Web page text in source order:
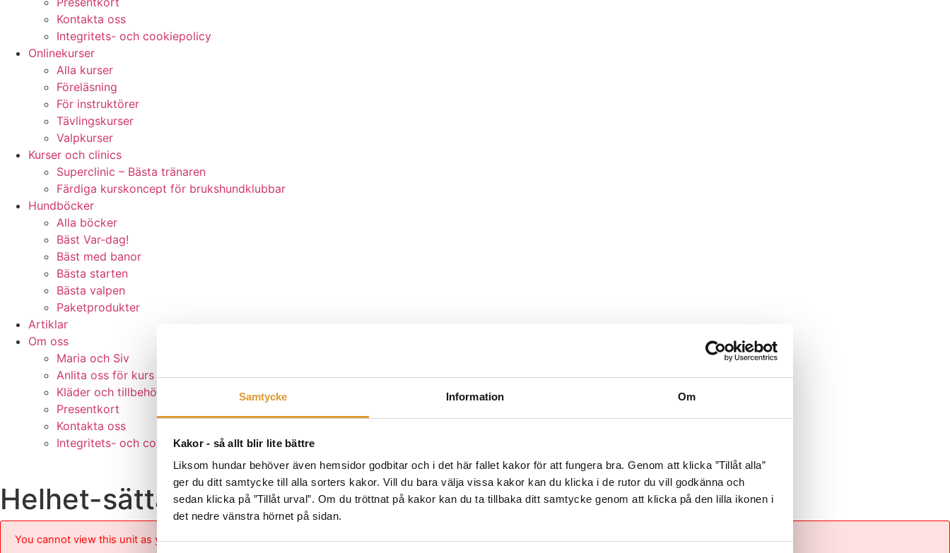
Samtycke Information Om
Kakor - så allt blir lite bättre
Liksom hundar behöver även hemsidor godbitar och i det här fallet kakor för att fungera bra. Genom att klicka ”Tillåt alla”
ger du ditt samtycke till alla sorters kakor. Vill du bara välja vissa kakor kan du klicka i de rutor du vill godkänna och
sedan klicka på ”Tillåt urval”. Om du tröttnat på kakor kan du ta tillbaka ditt samtycke genom att klicka på den lilla ikonen i
det nedre vänstra hörnet på sidan.
Kontakta oss
Integritets- och cookiepolicy
Onlinekurser
Alla kurser
Föreläsning
För instruktörer
Tävlingskurser
Valpkurser
Kurser och clinics
Superclinic – Bästa tränaren
Färdiga kurskoncept för brukshundklubbar
Hundböcker
Alla böcker
Bäst Var-dag!
Bäst med banor
Bästa starten
Bästa valpen
Paketprodukter
Artiklar
Om oss
Maria och Siv
Anlita oss för kurs
Kläder och tillbehör
Presentkort
Kontakta oss
Integritets- och cookiepolicy
Helhet-sätta ihop delar till moment
You cannot view this unit as you're not logged in yet.